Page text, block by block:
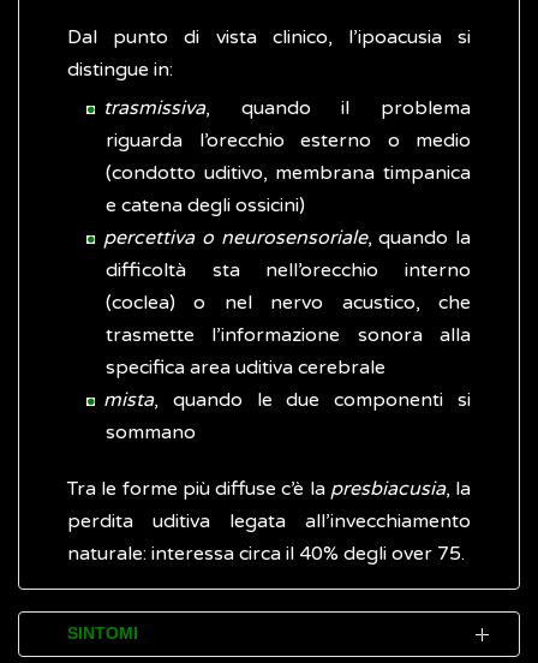
Dal punto di vista clinico, l’ipoacusia si
distingue in:
trasmissiva, quando il problema
riguarda l’orecchio esterno o medio
(condotto uditivo, membrana timpanica
e catena degli ossicini)
percettiva o neurosensoriale, quando la
difficoltà sta nell’orecchio interno
(coclea) o nel nervo acustico, che
trasmette l’informazione sonora alla
specifica area uditiva cerebrale
mista, quando le due componenti si
sommano
Tra le forme più diffuse c’è lapresbiacusia, la
perdita uditiva legata all’invecchiamento
naturale: interessa circa il 40% degli over 75.
SINTOMI